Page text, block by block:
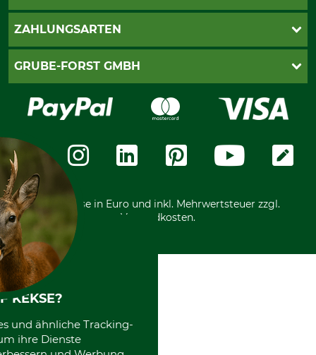
AGB
Widerrufsformular
Zahlungsarten
ZAHLUNGSARTEN
PayPal
Rechnung
Vorkasse
GRUBE-FORST GMBH
Karriere
Über uns
Community
International
*Alle Preise in Euro und inkl. Mehrwertsteuer zzgl.
Versandkosten.
KEKSE?
und ähnliche Tracking-
ihre Dienste